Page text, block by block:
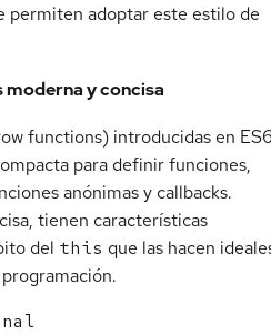
permiten adoptar este estilo de
moderna y concisa
functions) introducidas en
para definir funciones,
anónimas y callbacks.
tienen características
del this que las hacen